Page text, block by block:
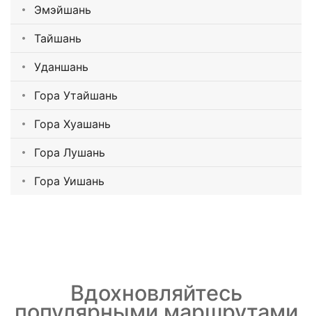
Эмэйшань
Тайшань
Уданшань
Гора Утайшань
Гора Хуашань
Гора Лушань
Гора Уишань
Вдохновляйтесь